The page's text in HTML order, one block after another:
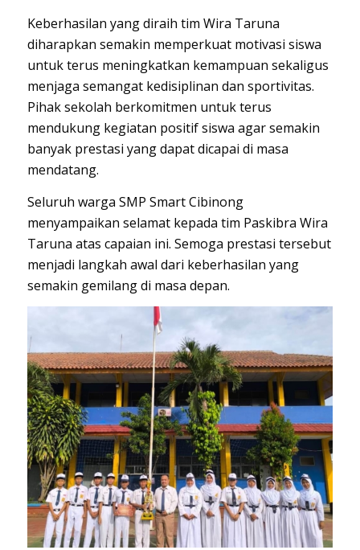
Keberhasilan yang diraih tim Wira Taruna
diharapkan semakin memperkuat motivasi siswa
untuk terus meningkatkan kemampuan sekaligus
menjaga semangat kedisiplinan dan sportivitas.
Pihak sekolah berkomitmen untuk terus
mendukung kegiatan positif siswa agar semakin
banyak prestasi yang dapat dicapai di masa
mendatang.
Seluruh warga SMP Smart Cibinong
menyampaikan selamat kepada tim Paskibra Wira
Taruna atas capaian ini. Semoga prestasi tersebut
menjadi langkah awal dari keberhasilan yang
semakin gemilang di masa depan.